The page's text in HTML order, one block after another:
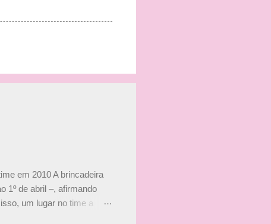
em 2010 A brincadeira
1º de abril –, afirmando
um lugar no time a